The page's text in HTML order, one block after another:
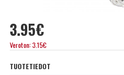
3.95€
Veroton: 3.15€
TUOTETIEDOT